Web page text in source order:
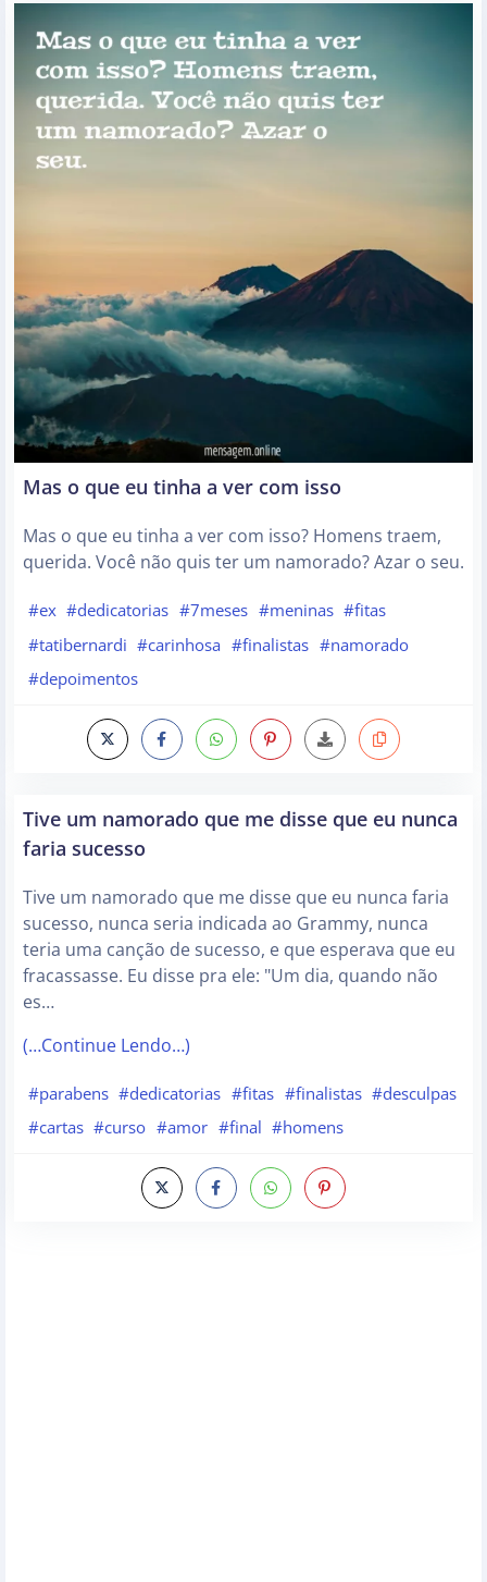
Mas o que eu tinha a ver com isso
Mas o que eu tinha a ver com isso? Homens traem,
querida. Você não quis ter um namorado? Azar o seu.
#ex #dedicatorias #7meses #meninas #fitas
#tatibernardi #carinhosa #finalistas #namorado
#depoimentos
Tive um namorado que me disse que eu nunca
faria sucesso
Tive um namorado que me disse que eu nunca faria
sucesso, nunca seria indicada ao Grammy, nunca
teria uma canção de sucesso, e que esperava que eu
fracassasse. Eu disse pra ele: "Um dia, quando não
es…
(…Continue Lendo…)
#parabens #dedicatorias #fitas #finalistas #desculpas
#cartas #curso #amor #final #homens